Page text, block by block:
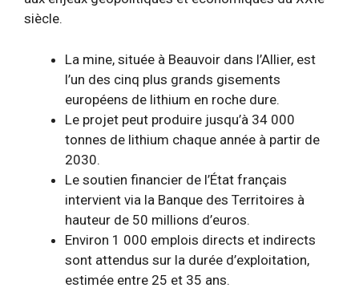
siècle.
La mine, située à Beauvoir dans l’Allier, est
l’un des cinq plus grands gisements
européens de lithium en roche dure.
Le projet peut produire jusqu’à 34 000
tonnes de lithium chaque année à partir de
2030.
Le soutien financier de l’État français
intervient via la Banque des Territoires à
hauteur de 50 millions d’euros.
Environ 1 000 emplois directs et indirects
sont attendus sur la durée d’exploitation,
estimée entre 25 et 35 ans.